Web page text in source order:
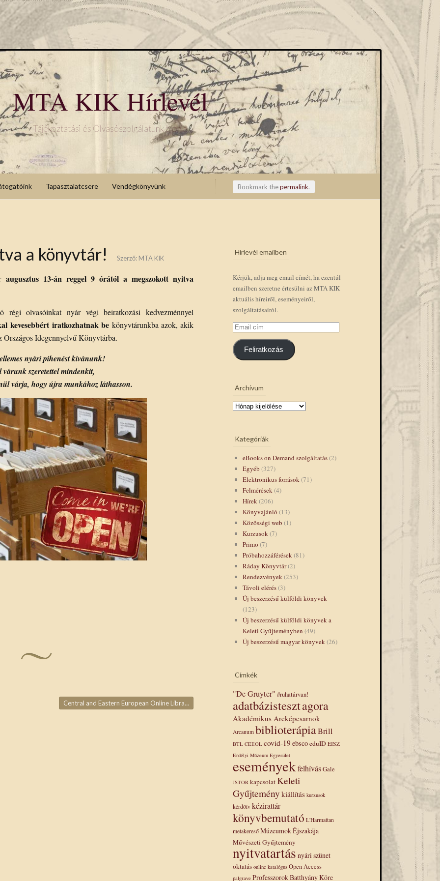
MTA KIK Hírlevél
Tájékoztatási és Olvasószolgálatunk blogja
Tapasztalatcsere Vendégkönyvünk Bookmark thepermalink.
a könyvtár! Szerző: MTA KIK
augusztus 13-án reggel 9 órától a megszokott nyitva
régi olvasóinkat nyár végi beiratkozási kedvezménnyel
kevesebbért iratkozhatnak bekönyvtárunkba azok, akik
Országos Idegennyelvű Könyvtárba.
nyári pihenést kívánunk!
várunk szeretettel mindenkit,
várja, hogy újra munkához láthasson.
Central and Eastern European Online Library (CEEOL) – adatbázisteszt →
Hírlevél emailben
Kérjük, adja meg email címét, ha ezentúl
emailben szeretne értesülni az MTA KIK
aktuális híreiről, eseményeiről,
szolgáltatásairól.
Email
cím
Feliratkozás
Archívum
Kategóriák
eBooks on Demand szolgáltatás(2)
Egyéb (327)
Elektronikus források(71)
Felmérések(4)
Hírek(206)
Könyvajánló (13)
Közösségi web (1)
Kurzusok(7)
Primo (7)
Próbahozzáférések(81)
Ráday Könyvtár(2)
Rendezvények(253)
Távoli elérés(3)
Új beszerzésű külföldi könyvek
(123)
Új beszerzésű külföldi könyvek a
Keleti Gyűjteményben (49)
Új beszerzésű magyar könyvek(26)
Címkék
"De Gruyter" #ruhatárvan!
adatbázistesztagora
Akadémikus Arcképcsarnok
Arcanum biblioterápiaBrill
BTL CEEOL covid-19 ebscoeduID EISZ
Erdélyi Múzeum Egyesület
eseményekfelhívásGale
JSTOR kapcsolatKeleti
Gyűjtemény kiállítás kurzusok
kérdőív kézirattár
könyvbemutató L'Harmattan
metakereső Múzeumok Éjszakája
Művészeti Gyűjtemény
nyitvatartás nyári szünet
oktatás online katalógus Open Access
palgrave Professzorok Batthyány Köre